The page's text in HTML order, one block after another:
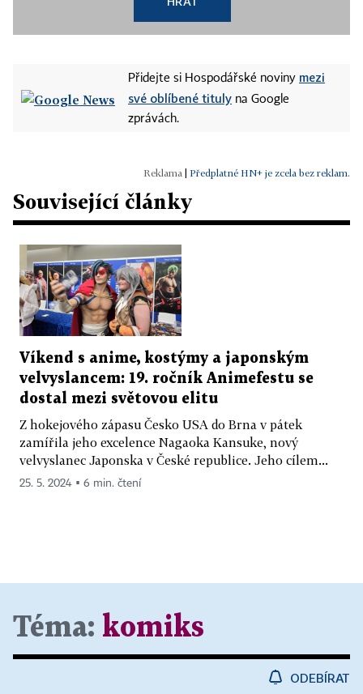
Přidejte si Hospodářské noviny mezi
své oblíbené tituly na Google
zprávách.
Předplatné HN+ je zcela bez reklam.
Související články
Víkend s anime, kostýmy a japonským
velvyslancem: 19. ročník Animefestu se
dostal mezi světovou elitu
Z hokejového zápasu Česko USA do Brna v pátek
zamířila jeho excelence Nagaoka Kansuke, nový
velvyslanec Japonska v České republice. Jeho cílem...
25. 5. 2024 ▪ 6 min. čtení
Téma: komiks
ODEBÍRAT